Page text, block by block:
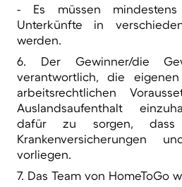
- Es müssen
Unterkünfte in
werden.
6. Der Gewinner/die
verantwortlich, die
arbeitsrechtlichen
Auslandsaufenthalt
dafür zu sorgen, dass
Krankenversicherungen
vorliegen.
7. Das Team von HomeToGo